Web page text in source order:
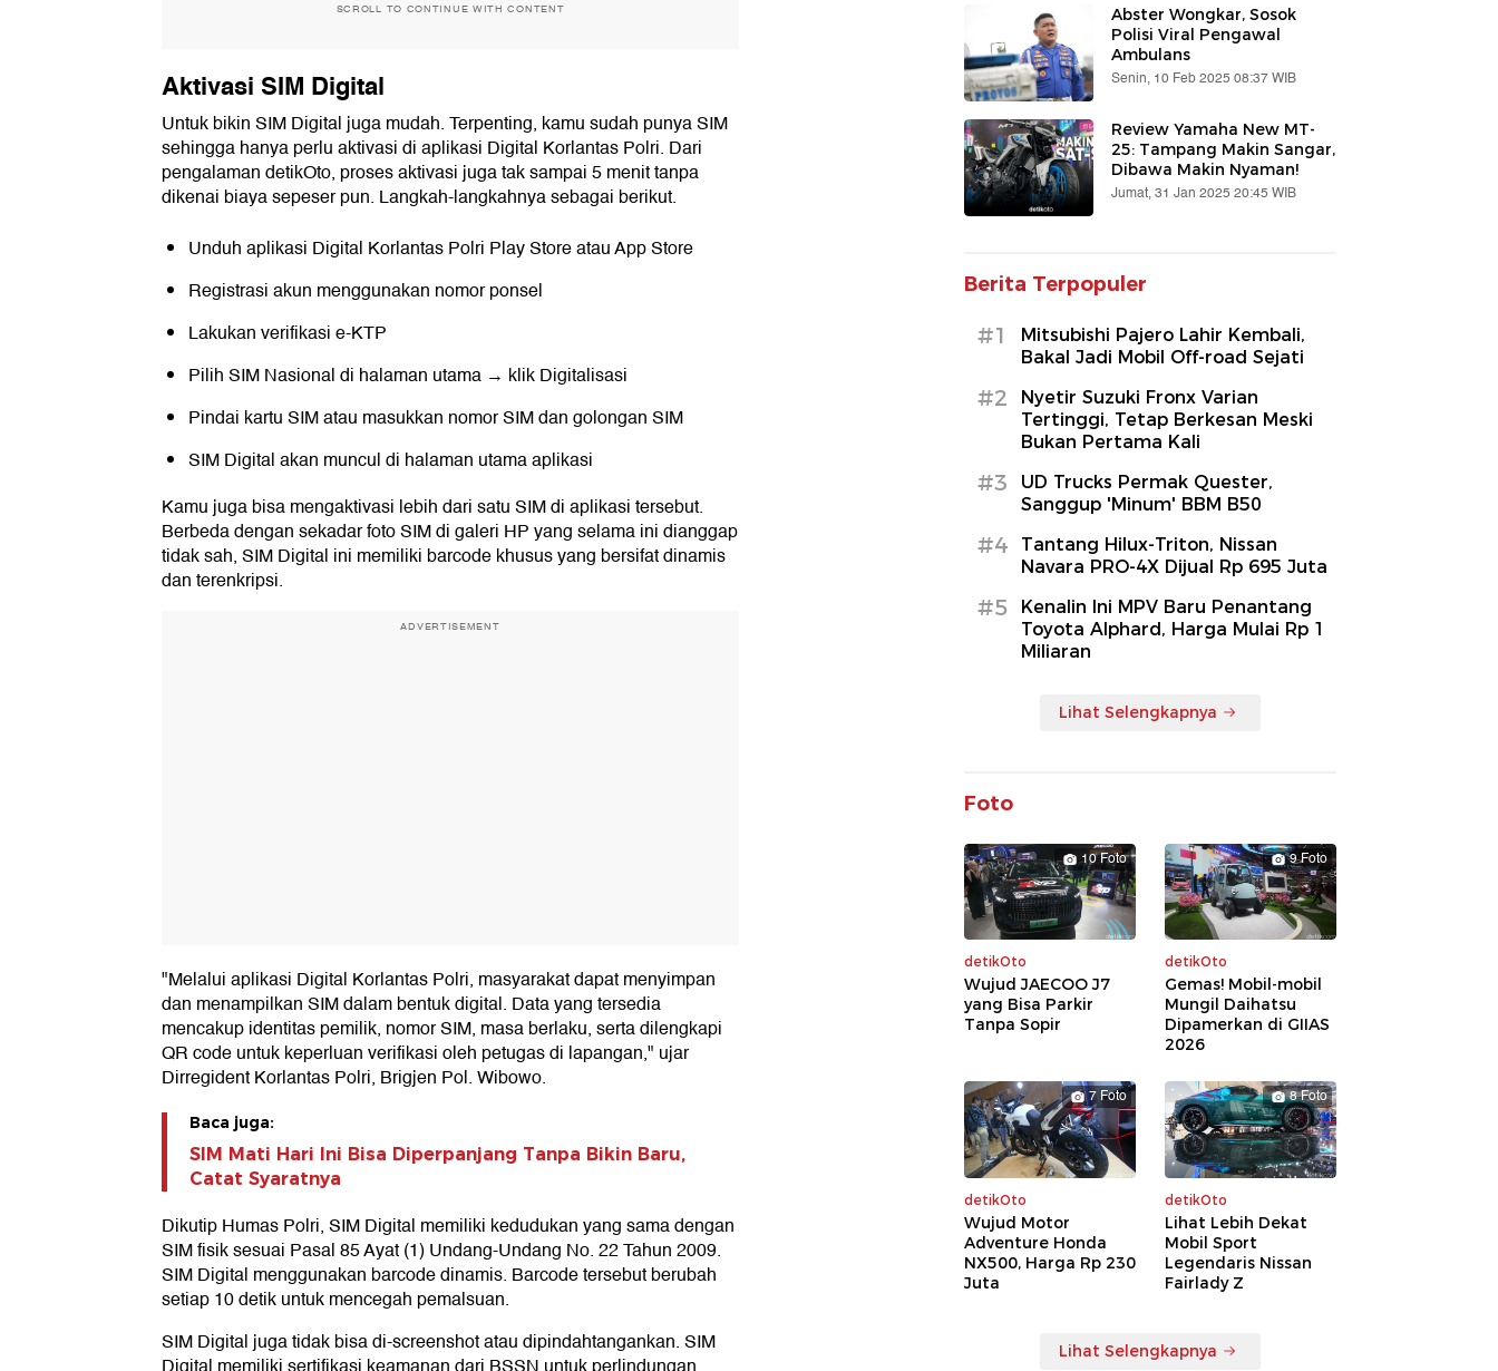
SCROLL TO CONTINUE WITH CONTENT
Aktivasi SIM Digital
Untuk bikin SIM Digital juga mudah. Terpenting, kamu sudah punya SIM
sehingga hanya perlu aktivasi di aplikasi Digital Korlantas Polri. Dari
pengalaman detikOto, proses aktivasi juga tak sampai 5 menit tanpa
dikenai biaya sepeser pun. Langkah-langkahnya sebagai berikut.
Unduh aplikasi Digital Korlantas Polri Play Store atau App Store
Registrasi akun menggunakan nomor ponsel
Lakukan verifikasi e-KTP
Pilih SIM Nasional di halaman utama → klik Digitalisasi
Pindai kartu SIM atau masukkan nomor SIM dan golongan SIM
SIM Digital akan muncul di halaman utama aplikasi
Kamu juga bisa mengaktivasi lebih dari satu SIM di aplikasi tersebut.
Berbeda dengan sekadar foto SIM di galeri HP yang selama ini dianggap
tidak sah, SIM Digital ini memiliki barcode khusus yang bersifat dinamis
dan terenkripsi.
ADVERTISEMENT
"Melalui aplikasi Digital Korlantas Polri, masyarakat dapat menyimpan
dan menampilkan SIM dalam bentuk digital. Data yang tersedia
mencakup identitas pemilik, nomor SIM, masa berlaku, serta dilengkapi
QR code untuk keperluan verifikasi oleh petugas di lapangan," ujar
Dirregident Korlantas Polri, Brigjen Pol. Wibowo.
Baca juga:
SIM Mati Hari Ini Bisa Diperpanjang Tanpa Bikin Baru,
Catat Syaratnya
Dikutip Humas Polri, SIM Digital memiliki kedudukan yang sama dengan
SIM fisik sesuai Pasal 85 Ayat (1) Undang-Undang No. 22 Tahun 2009.
SIM Digital menggunakan barcode dinamis. Barcode tersebut berubah
setiap 10 detik untuk mencegah pemalsuan.
SIM Digital juga tidak bisa di-screenshot atau dipindahtangankan. SIM
Abster Wongkar, Sosok
Polisi Viral Pengawal
Ambulans
Senin, 10 Feb 2025 08:37 WIB
Review Yamaha New MT-
25: Tampang Makin Sangar,
Dibawa Makin Nyaman!
Jumat, 31 Jan 2025 20:45 WIB
Berita Terpopuler
#1
Mitsubishi Pajero Lahir Kembali,
Bakal Jadi Mobil Off-road Sejati
#2
Nyetir Suzuki Fronx Varian
Tertinggi, Tetap Berkesan Meski
Bukan Pertama Kali
#3
UD Trucks Permak Quester,
Sanggup 'Minum' BBM B50
#4
Tantang Hilux-Triton, Nissan
Navara PRO-4X Dijual Rp 695 Juta
#5
Kenalin Ini MPV Baru Penantang
Toyota Alphard, Harga Mulai Rp 1
Miliaran
Lihat Selengkapnya
Foto
10 Foto
detikOto
Wujud JAECOO J7
yang Bisa Parkir
Tanpa Sopir
9 Foto
detikOto
Gemas! Mobil-mobil
Mungil Daihatsu
Dipamerkan di GIIAS
2026
7 Foto
detikOto
Wujud Motor
Adventure Honda
NX500, Harga Rp 230
Juta
8 Foto
detikOto
Lihat Lebih Dekat
Mobil Sport
Legendaris Nissan
Fairlady Z
Lihat Selengkapnya